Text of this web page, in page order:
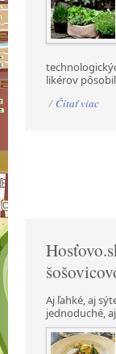
likérov
/ Čítať viac
Aj ľahké, aj
jednoduché,